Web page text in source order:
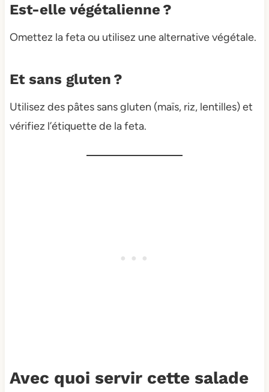
Est-elle végétalienne ?
Omettez la feta ou utilisez une alternative végétale.
Et sans gluten ?
Utilisez des pâtes sans gluten (maïs, riz, lentilles) et
vérifiez l’étiquette de la feta.
Avec quoi servir cette salade